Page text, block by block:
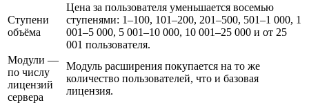
Ступени
объёма
Цена за пользователя уменьшается восемью
ступенями: 1–100, 101–200, 201–500, 501–1 000, 1
001–5 000, 5 001–10 000, 10 001–25 000 и от 25
001 пользователя.
Модули —
по числу
лицензий
сервера
Модуль расширения покупается на то же
количество пользователей, что и базовая
лицензия.